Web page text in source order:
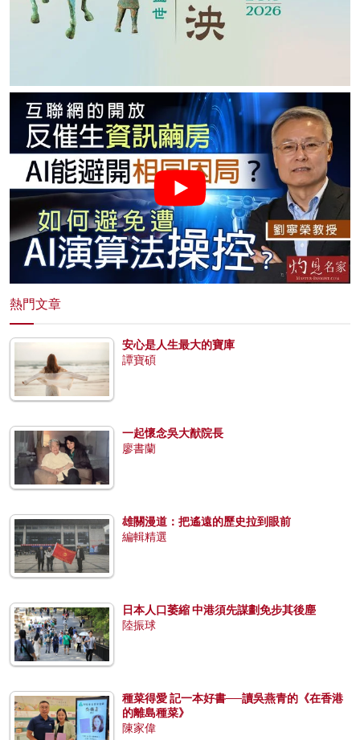
熱門文章
安心是人生最大的寶庫
譚寶碩
一起懷念吳大猷院長
廖書蘭
雄關漫道：把遙遠的歷史拉到眼前
編輯精選
日本人口萎縮 中港須先謀劃免步其後塵
陸振球
種菜得愛 記一本好書──讀吳燕青的《在香港
的離島種菜》
陳家偉